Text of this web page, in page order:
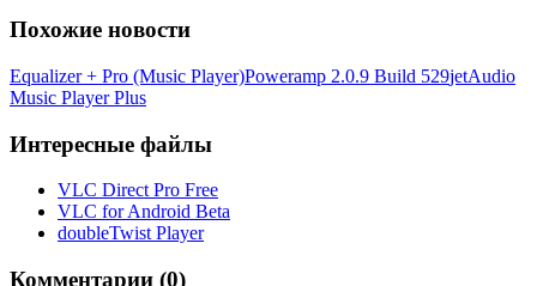
Похожие новости
Equalizer + Pro (Music Player)Poweramp 2.0.9 Build 529jetAudio
Music Player Plus
Интересные файлы
VLC Direct Pro Free
VLC for Android Beta
doubleTwist Player
Комментарии (0)